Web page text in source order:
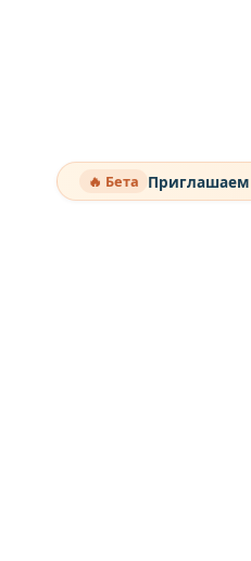
🔥 Бета Приглашаем